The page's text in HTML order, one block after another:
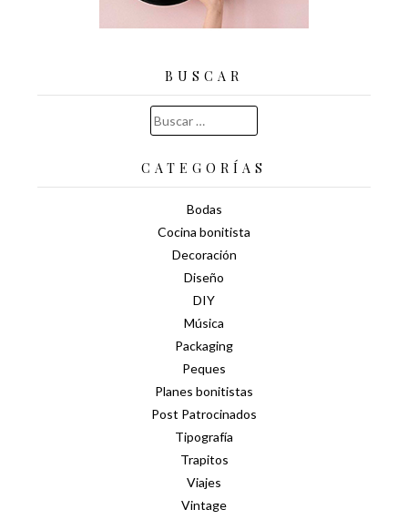
BUSCAR
Buscar:
CATEGORÍAS
Bodas
Cocina bonitista
Decoración
Diseño
DIY
Música
Packaging
Peques
Planes bonitistas
Post Patrocinados
Tipografía
Trapitos
Viajes
Vintage